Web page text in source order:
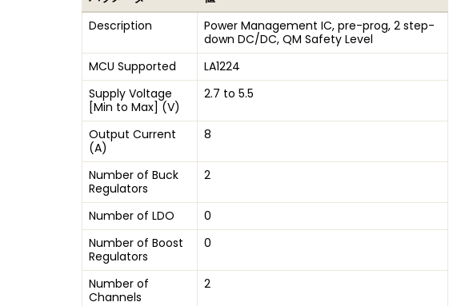
Description
Power Management IC, pre-prog, 2 step-
down DC/DC, QM Safety Level
MCU Supported
LA1224
Supply Voltage
[Min to Max] (V)
2.7 to 5.5
Output Current
(A)
8
Number of Buck
Regulators
2
Number of LDO
0
Number of Boost
Regulators
0
Number of
Channels
2